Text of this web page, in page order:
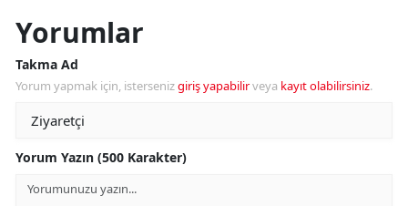
Yorumlar
Takma Ad
Yorum yapmak için, istersenizgiriş yapabilirveya kayıt olabilirsiniz.
Yorum Yazın (500 Karakter)